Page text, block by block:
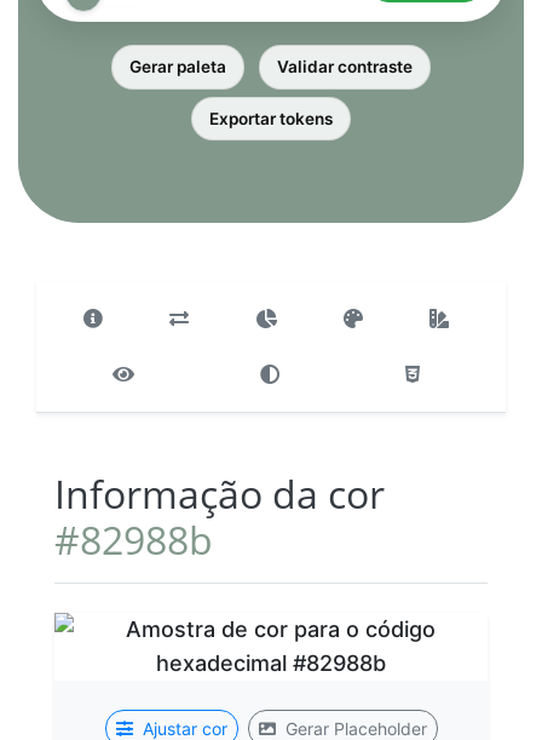
Gerar paleta Validar contraste
Exportar tokens
Informação da cor
#82988b
Ajustar cor Gerar Placeholder